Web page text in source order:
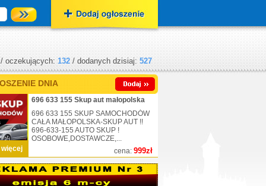
oczekujących: 132 / dodanych dzisiaj: 527
DNIA
więcej cena: 999zł
696 633 155 Skup aut małopolska
696 633 155 SKUP SAMOCHODÓW
CAŁA MAŁOPOLSKA-SKUP AUT !!
696-633-155 AUTO SKUP !
OSOBOWE,DOSTAWCZE,...